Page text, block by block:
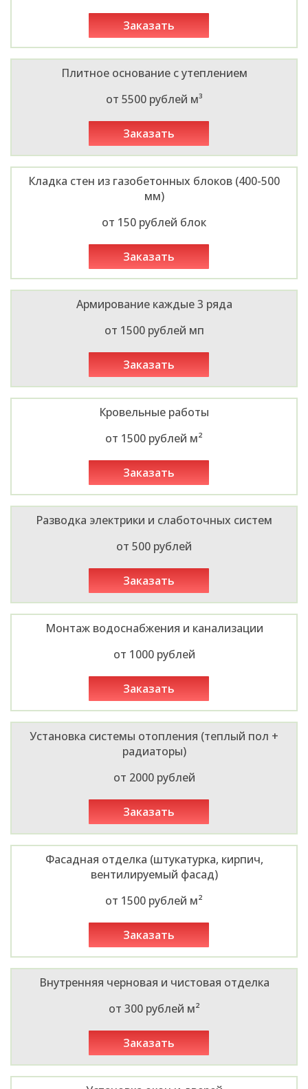
заказать
Плитное основание с утеплением
от 5500 рублей м³
заказать
Кладка стен из газобетонных блоков (400-500
мм)
от 150 рублей блок
заказать
Армирование каждые 3 ряда
от 1500 рублей мп
заказать
Кровельные работы
от 1500 рублей м²
заказать
Разводка электрики и слаботочных систем
от 500 рублей
заказать
Монтаж водоснабжения и канализации
от 1000 рублей
заказать
Установка системы отопления (теплый пол +
радиаторы)
от 2000 рублей
заказать
Фасадная отделка (штукатурка, кирпич,
вентилируемый фасад)
от 1500 рублей м²
заказать
Внутренняя черновая и чистовая отделка
от 300 рублей м²
заказать